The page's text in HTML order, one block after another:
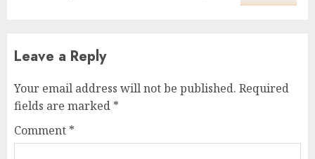
Leave a Reply
Your email address will not be published. Required
fields are marked *
Comment *